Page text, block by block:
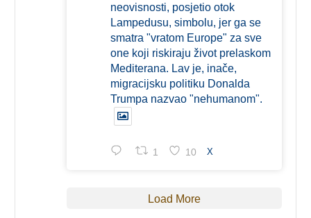
neovisnosti, posjetio otok
Lampedusu, simbolu, jer ga se
smatra "vratom Europe" za sve
one koji riskiraju život prelaskom
Mediterana. Lav je, inače,
migracijsku politiku Donalda
Trumpa nazvao "nehumanom".
1 10 X
Load More